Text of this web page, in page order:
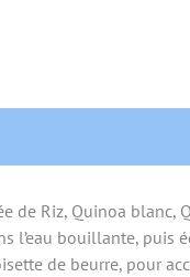
de Riz, Quinoa blanc,
l’eau bouillante, puis
de beurre, pour